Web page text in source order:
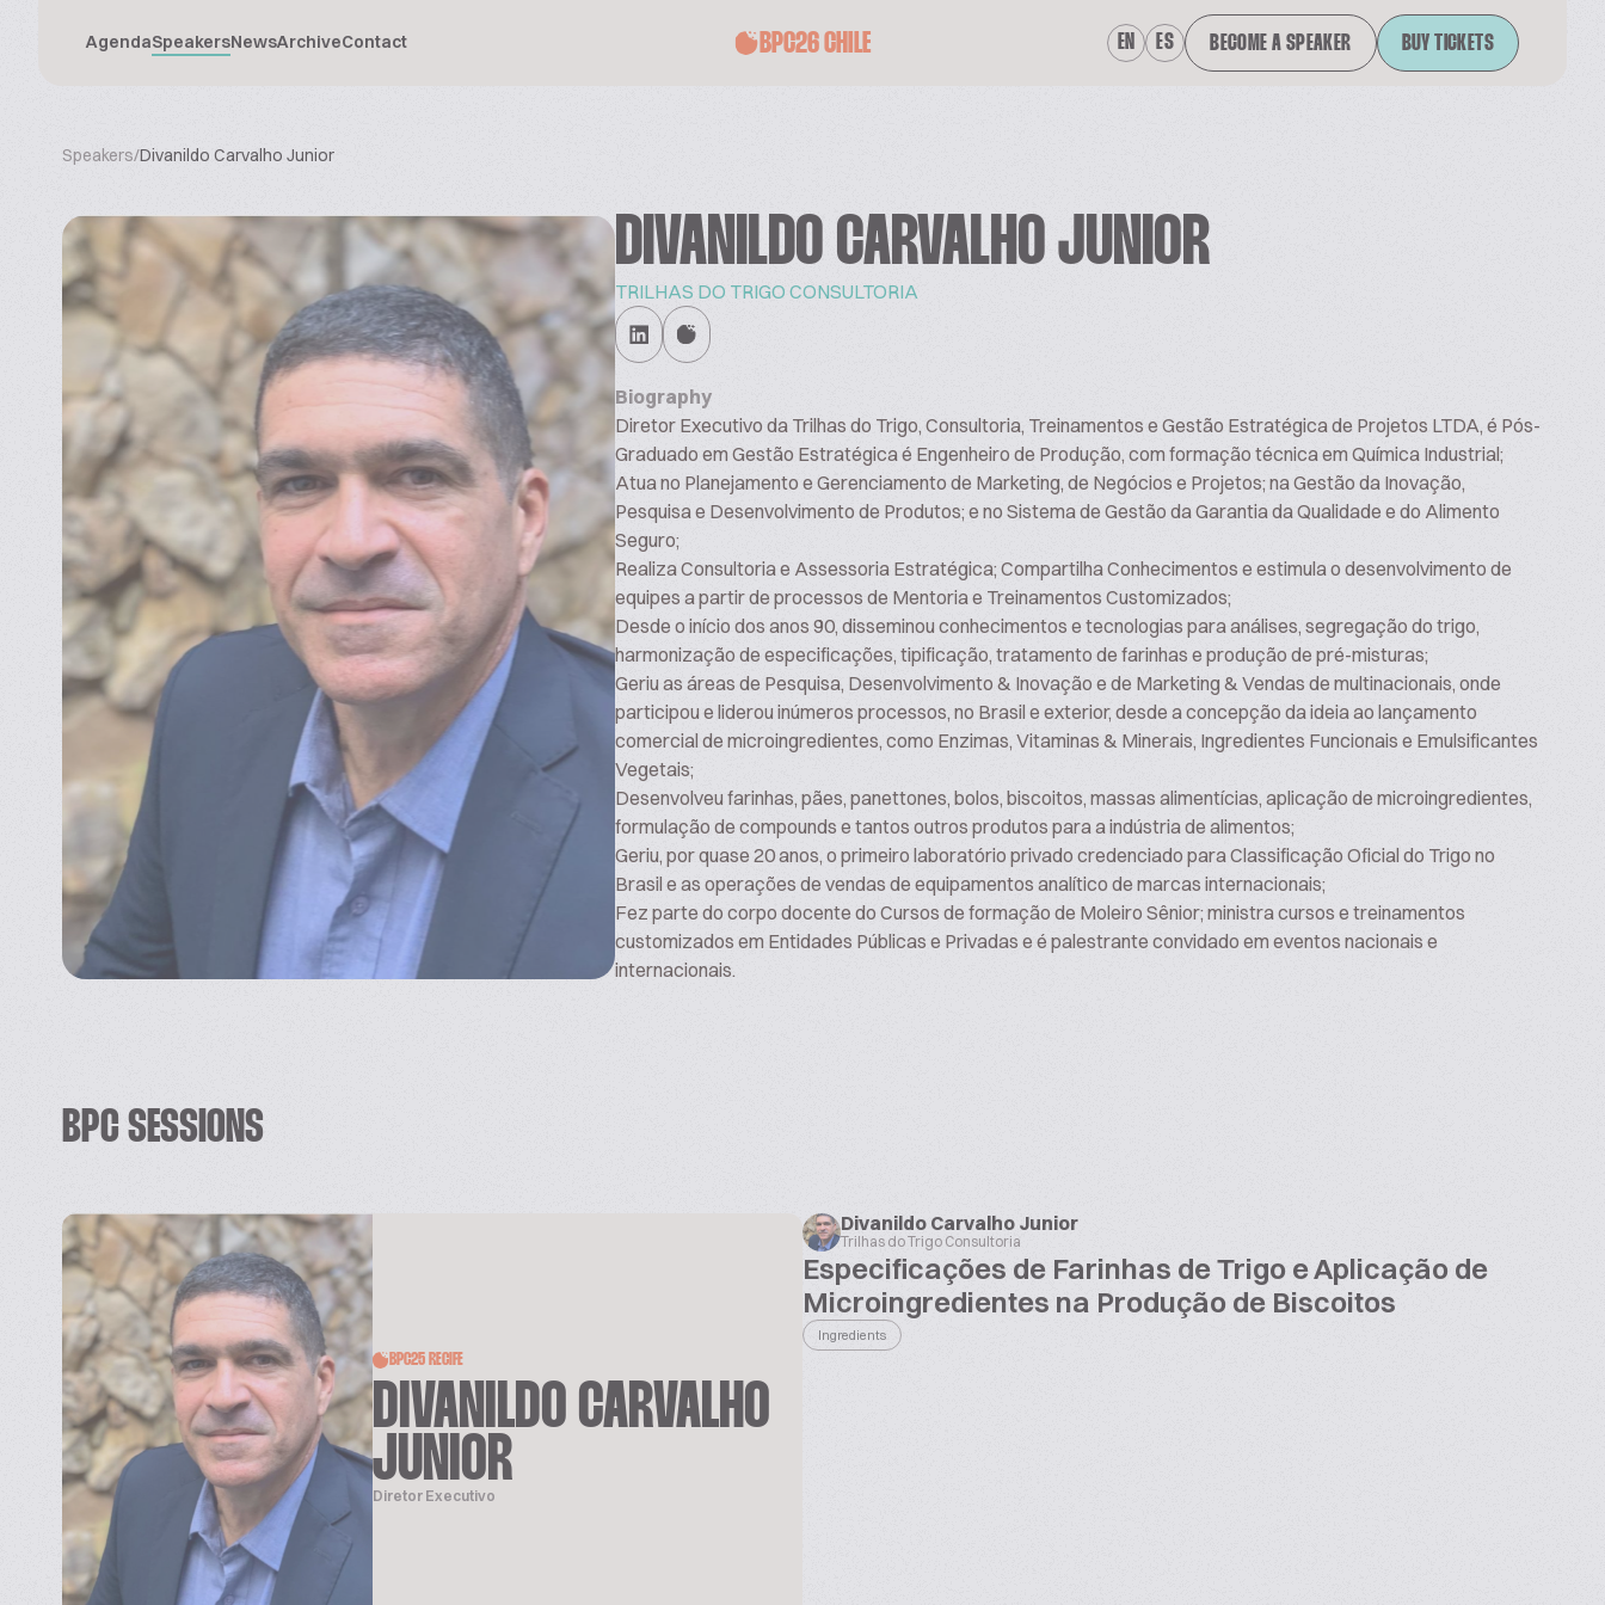
AgendaSpeakersNewsArchiveContact BPC26 CHILE EN ES BECOME A SPEAKER BUY TICKETS
Speakers/Divanildo Carvalho Junior
DIVANILDO CARVALHO JUNIOR
TRILHAS DO TRIGO CONSULTORIA
Biography
Diretor Executivo da Trilhas do Trigo, Consultoria, Treinamentos e Gestão Estratégica de Projetos LTDA, é Pós-
Graduado em Gestão Estratégica é Engenheiro de Produção, com formação técnica em Química Industrial;
Atua no Planejamento e Gerenciamento de Marketing, de Negócios e Projetos; na Gestão da Inovação,
Pesquisa e Desenvolvimento de Produtos; e no Sistema de Gestão da Garantia da Qualidade e do Alimento
Seguro;
Realiza Consultoria e Assessoria Estratégica; Compartilha Conhecimentos e estimula o desenvolvimento de
equipes a partir de processos de Mentoria e Treinamentos Customizados;
Desde o início dos anos 90, disseminou conhecimentos e tecnologias para análises, segregação do trigo,
harmonização de especificações, tipificação, tratamento de farinhas e produção de pré-misturas;
Geriu as áreas de Pesquisa, Desenvolvimento & Inovação e de Marketing & Vendas de multinacionais, onde
participou e liderou inúmeros processos, no Brasil e exterior, desde a concepção da ideia ao lançamento
comercial de microingredientes, como Enzimas, Vitaminas & Minerais, Ingredientes Funcionais e Emulsificantes
Vegetais;
Desenvolveu farinhas, pães, panettones, bolos, biscoitos, massas alimentícias, aplicação de microingredientes,
formulação de compounds e tantos outros produtos para a indústria de alimentos;
Geriu, por quase 20 anos, o primeiro laboratório privado credenciado para Classificação Oficial do Trigo no
Brasil e as operações de vendas de equipamentos analítico de marcas internacionais;
Fez parte do corpo docente do Cursos de formação de Moleiro Sênior; ministra cursos e treinamentos
customizados em Entidades Públicas e Privadas e é palestrante convidado em eventos nacionais e
internacionais.
BPC SESSIONS
BPC25 RECIFE
DIVANILDO CARVALHO
JUNIOR
Diretor Executivo
Divanildo Carvalho Junior
Trilhas do Trigo Consultoria
Especificações de Farinhas de Trigo e Aplicação de
Microingredientes na Produção de Biscoitos
Ingredients